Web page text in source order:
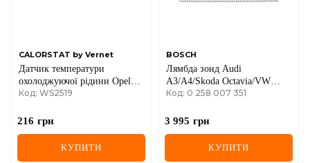
CALORSTAT by Vernet
Датчик температури
охолоджуючої рідини Opel
Combo 1.2-1.7D 94-01
Код: WS2519
216 грн
КУПИТИ
BOSCH
Лямбда зонд Audi
A3/A4/Skoda Octavia/VW
Bora/Golf/Beetle 1.6-1.8 99-
Код: 0 258 007 351
3 995 грн
КУПИТИ